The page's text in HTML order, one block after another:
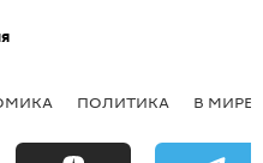
ПОЛИТИКА В МИРЕ